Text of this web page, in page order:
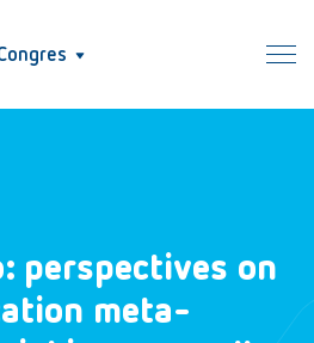
perspectives on
meta-